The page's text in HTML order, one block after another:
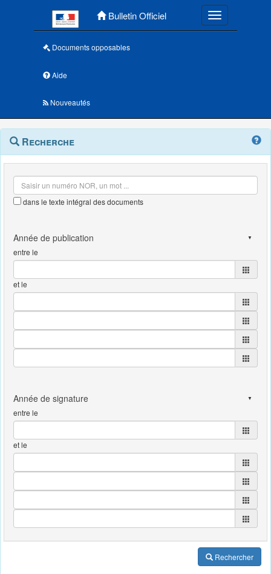
Bulletin Officiel Toggle
Documents opposables
Aide
Nouveautés
Navigation
outils
Menu
contextuel
Recherche
dans le texte intégral des documents
entre le
et le
entre le
et le
Rechercher